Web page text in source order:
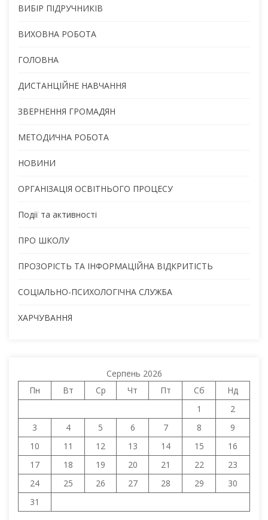
ВИБІР ПІДРУЧНИКІВ
ВИХОВНА РОБОТА
ГОЛОВНА
ДИСТАНЦІЙНЕ НАВЧАННЯ
ЗВЕРНЕННЯ ГРОМАДЯН
МЕТОДИЧНА РОБОТА
НОВИНИ
ОРГАНІЗАЦІЯ ОСВІТНЬОГО ПРОЦЕСУ
Події та активності
ПРО ШКОЛУ
ПРОЗОРІСТЬ ТА ІНФОРМАЦІЙНА ВІДКРИТІСТЬ
СОЦІАЛЬНО-ПСИХОЛОГІЧНА СЛУЖБА
ХАРЧУВАННЯ
Серпень 2026
Пн
Вт Ср Чт Пт Сб
Нд
1
2
3
4 5 6 7 8
9
10
11 12 13 14 15
16
17
18 19 20 21 22
23
24
25 26 27 28 29
30
31